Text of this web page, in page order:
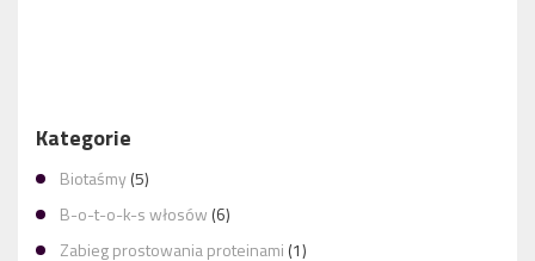
Kategorie
Biotaśmy(5)
B-o-t-o-k-s włosów (6)
Zabieg prostowania proteinami (1)